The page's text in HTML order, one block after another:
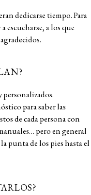
randedicarse tiempo.Para
aescucharse,alosque
agradecidos.
para saber las
de cada persona con
pero en general
punta de los pies hasta el